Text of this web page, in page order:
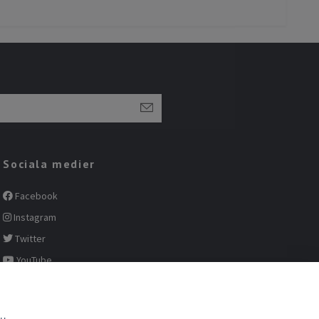
Sociala medier
Facebook
Instagram
Twitter
YouTube